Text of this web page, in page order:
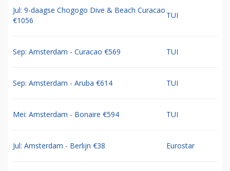
Jul: 9-daagse Chogogo Dive & Beach Curacao
€1056
TUI
Sep: Amsterdam - Curacao €569 TUI
Sep: Amsterdam - Aruba €614 TUI
Mei: Amsterdam - Bonaire €594 TUI
Jul: Amsterdam - Berlijn €38 Eurostar